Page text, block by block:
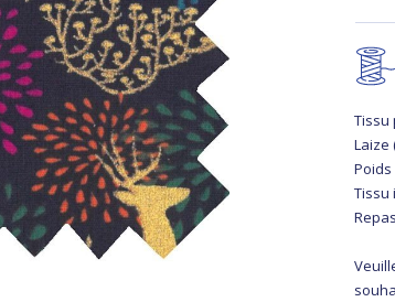
Tissu
Laize
Poids
Tissu